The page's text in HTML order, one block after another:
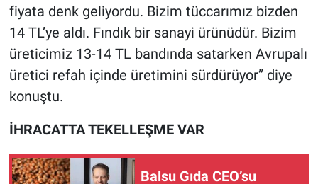
fiyata denk geliyordu. Bizim tüccarımız bizden
14 TL’ye aldı. Fındık bir sanayi ürünüdür. Bizim
üreticimiz 13-14 TL bandında satarken Avrupalı
üretici refah içinde üretimini sürdürüyor” diye
konuştu.
İHRACATTA TEKELLEŞME VAR
Balsu Gıda CEO’su